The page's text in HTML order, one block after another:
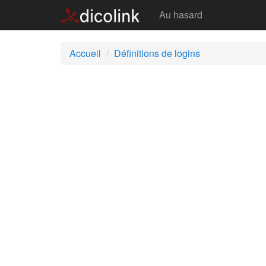
Au hasard
Accueil Définitions de logins
Logins